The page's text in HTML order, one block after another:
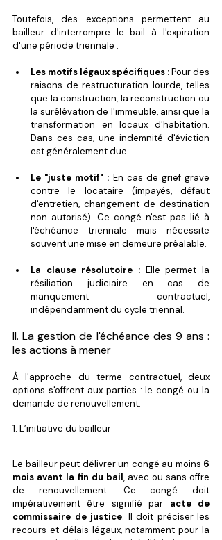
Toutefois, des exceptions permettent au
bailleur d'interrompre le bail à l'expiration
d'une période triennale :
Les motifs légaux spécifiques : Pour des
raisons de restructuration lourde, telles
que la construction, la reconstruction ou
la surélévation de l'immeuble, ainsi que la
transformation en locaux d'habitation.
Dans ces cas, une indemnité d'éviction
est généralement due.
Le "juste motif" : En cas de grief grave
contre le locataire (impayés, défaut
d'entretien, changement de destination
non autorisé). Ce congé n'est pas lié à
l'échéance triennale mais nécessite
souvent une mise en demeure préalable.
La clause résolutoire : Elle permet la
résiliation judiciaire en cas de
manquement contractuel,
indépendamment du cycle triennal.
II. La gestion de l'échéance des 9 ans :
les actions à mener
À l'approche du terme contractuel, deux
options s'offrent aux parties : le congé ou la
demande de renouvellement.
1. L’initiative du bailleur
Le bailleur peut délivrer un congé au moins 6
mois avant la fin du bail, avec ou sans offre
de renouvellement. Ce congé doit
impérativement être signifié par acte de
commissaire de justice. Il doit préciser les
recours et délais légaux, notamment pour la